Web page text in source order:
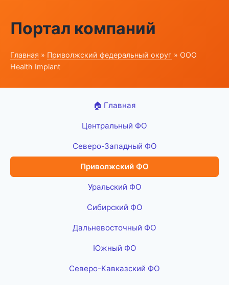
Портал компаний
Главная » Приволжский федеральный округ » ООО
Health Implant
🏠 Главная
Центральный ФО
Северо-Западный ФО
Приволжский ФО
Уральский ФО
Сибирский ФО
Дальневосточный ФО
Южный ФО
Северо-Кавказский ФО